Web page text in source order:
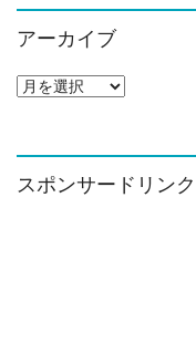
アーカイブ
ア
イ
ブ
スポンサードリンク